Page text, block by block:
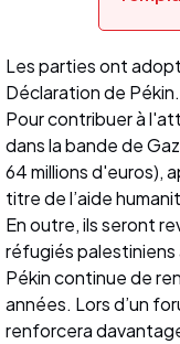
Les parties ont
Déclaration de Pékin.
Pour contribuer à
dans la bande de
64 millions d'euros),
titre de l’aide
En outre, ils seront
réfugiés palestiniens
Pékin continue de
années. Lors d’un
renforcera